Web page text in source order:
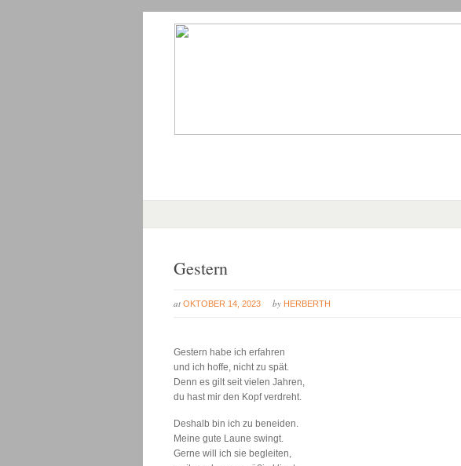
Gestern
at OKTOBER 14, 2023 by HERBERTH
Gestern habe ich erfahren
und ich hoffe, nicht zu spät.
Denn es gilt seit vielen Jahren,
du hast mir den Kopf verdreht.
Deshalb bin ich zu beneiden.
Meine gute Laune swingt.
Gerne will ich sie begleiten,